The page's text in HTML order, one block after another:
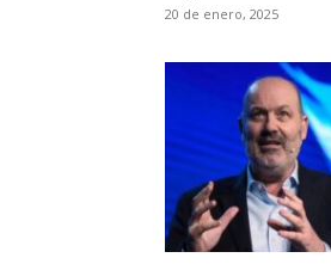
20 de enero, 2025